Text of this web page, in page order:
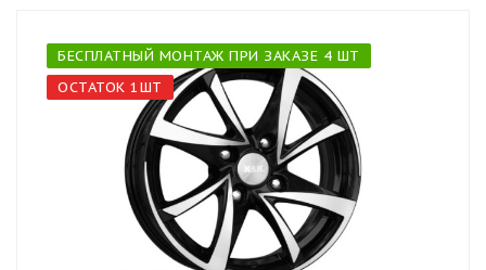
БЕСПЛАТНЫЙ МОНТАЖ ПРИ ЗАКАЗЕ 4 ШТ
ОСТАТОК 1ШТ